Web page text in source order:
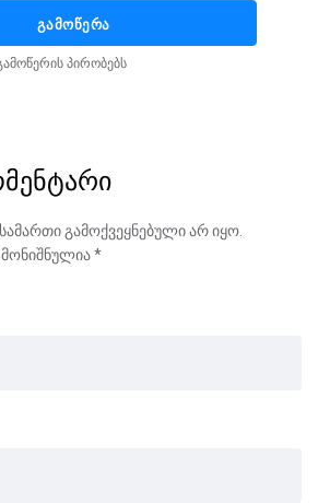
გამოწერა
პირობებს
გამოქვეყნებული არ იყო.
*